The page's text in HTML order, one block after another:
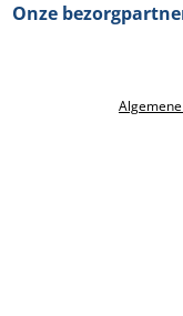
Onze